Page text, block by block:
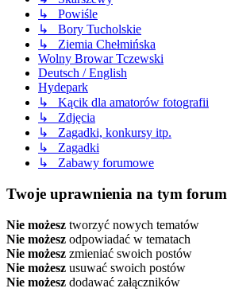
↳ Powiśle
↳ Bory Tucholskie
↳ Ziemia Chełmińska
Wolny Browar Tczewski
Deutsch / English
Hydepark
↳ Kącik dla amatorów fotografii
↳ Zdjęcia
↳ Zagadki, konkursy itp.
↳ Zagadki
↳ Zabawy forumowe
Twoje uprawnienia na tym forum
Nie możesz tworzyć nowych tematów
Nie możesz odpowiadać w tematach
Nie możesz zmieniać swoich postów
Nie możesz usuwać swoich postów
Nie możesz dodawać załączników